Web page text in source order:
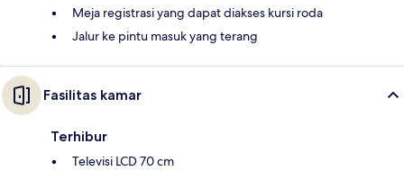
Meja registrasi yang dapat diakses kursi roda
Jalur ke pintu masuk yang terang
Fasilitas kamar
Terhibur
Televisi LCD 70 cm